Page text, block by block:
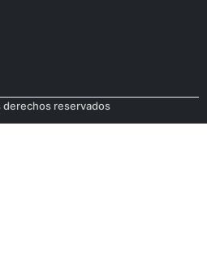
derechos reservados